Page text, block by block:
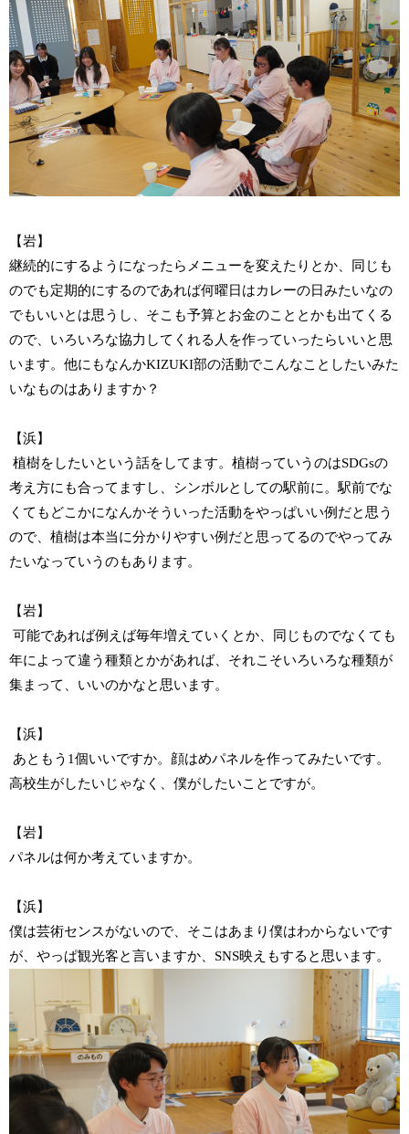
【岩】
継続的にするようになったらメニューを変えたりとか、同じも
のでも定期的にするのであれば何曜日はカレーの日みたいなの
でもいいとは思うし、そこも予算とお金のこととかも出てくる
ので、いろいろな協力してくれる人を作っていったらいいと思
います。他にもなんかKIZUKI部の活動でこんなことしたいみた
いなものはありますか？
【浜】
植樹をしたいという話をしてます。植樹っていうのはSDGsの
考え方にも合ってますし、シンボルとしての駅前に。駅前でな
くてもどこかになんかそういった活動をやっぱいい例だと思う
ので、植樹は本当に分かりやすい例だと思ってるのでやってみ
たいなっていうのもあります。
【岩】
可能であれば例えば毎年増えていくとか、同じものでなくても
年によって違う種類とかがあれば、それこそいろいろな種類が
集まって、いいのかなと思います。
【浜】
あともう1個いいですか。顔はめパネルを作ってみたいです。
高校生がしたいじゃなく、僕がしたいことですが。
【岩】
パネルは何か考えていますか。
【浜】
僕は芸術センスがないので、そこはあまり僕はわからないです
が、やっぱ観光客と言いますか、SNS映えもすると思います。